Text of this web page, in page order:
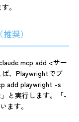
。
奨）
mcp add <サー
、Playwrightでブ
add playwright -s
と実行します。「-
ます。